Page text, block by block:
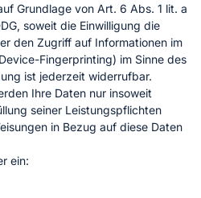
Grundlage von Art. 6 Abs. 1 lit. a
soweit die Einwilligung die
den Zugriff auf Informationen im
Fingerprinting) im Sinne des
ist jederzeit widerrufbar.
Ihre Daten nur insoweit
seiner Leistungspflichten
in Bezug auf diese Daten
ein: